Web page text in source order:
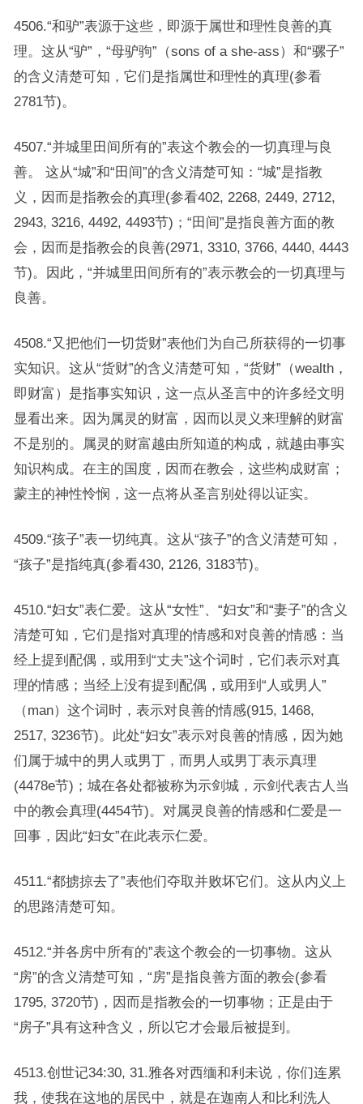
4506.“和驴”表源于这些，即源于属世和理性良善的真
理。这从“驴”，“母驴驹”（sons of a she-ass）和“骡子”
的含义清楚可知，它们是指属世和理性的真理(参看
2781节)。
4507.“并城里田间所有的”表这个教会的一切真理与良
善。 这从“城”和“田间”的含义清楚可知：“城”是指教
义，因而是指教会的真理(参看402, 2268, 2449, 2712,
2943, 3216, 4492, 4493节)；“田间”是指良善方面的教
会，因而是指教会的良善(2971, 3310, 3766, 4440, 4443
节)。因此，“并城里田间所有的”表示教会的一切真理与
良善。
4508.“又把他们一切货财”表他们为自己所获得的一切事
实知识。这从“货财”的含义清楚可知，“货财”（wealth，
即财富）是指事实知识，这一点从圣言中的许多经文明
显看出来。因为属灵的财富，因而以灵义来理解的财富
不是别的。属灵的财富越由所知道的构成，就越由事实
知识构成。在主的国度，因而在教会，这些构成财富；
蒙主的神性怜悯，这一点将从圣言别处得以证实。
4509.“孩子”表一切纯真。这从“孩子”的含义清楚可知，
“孩子”是指纯真(参看430, 2126, 3183节)。
4510.“妇女”表仁爱。这从“女性”、“妇女”和“妻子”的含义
清楚可知，它们是指对真理的情感和对良善的情感：当
经上提到配偶，或用到“丈夫”这个词时，它们表示对真
理的情感；当经上没有提到配偶，或用到“人或男人”
（man）这个词时，表示对良善的情感(915, 1468,
2517, 3236节)。此处“妇女”表示对良善的情感，因为她
们属于城中的男人或男丁，而男人或男丁表示真理
(4478e节)；城在各处都被称为示剑城，示剑代表古人当
中的教会真理(4454节)。对属灵良善的情感和仁爱是一
回事，因此“妇女”在此表示仁爱。
4511.“都掳掠去了”表他们夺取并败坏它们。这从内义上
的思路清楚可知。
4512.“并各房中所有的”表这个教会的一切事物。这从
“房”的含义清楚可知，“房”是指良善方面的教会(参看
1795, 3720节)，因而是指教会的一切事物；正是由于
“房子”具有这种含义，所以它才会最后被提到。
4513.创世记34:30, 31.雅各对西缅和利未说，你们连累
我，使我在这地的居民中，就是在迦南人和比利洗人